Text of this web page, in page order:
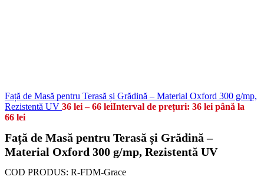
Față de Masă pentru Terasă și Grădină – Material Oxford 300 g/mp,
Rezistentă UV 36 lei – 66 leiInterval de prețuri: 36 lei până la
66 lei
Față de Masă pentru Terasă și Grădină –
Material Oxford 300 g/mp, Rezistentă UV
COD PRODUS: R-FDM-Grace